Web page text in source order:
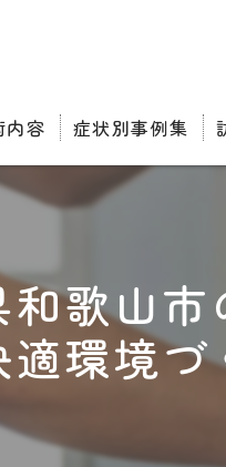
内容 症状別事例集
歌山
適環境